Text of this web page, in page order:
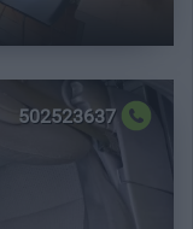
502523637